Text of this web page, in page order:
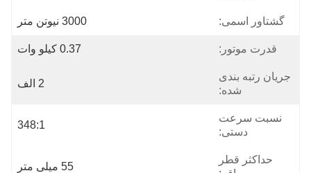
گشتاور اسمی: 3000 نیوتن متر
قدرت موتور: 0.37 کیلو وات
جریان رتبه بندی
شده:
2 الف
نسبت سرعت
دستی:
348:1
حداکثر قطر
55 میلی متر